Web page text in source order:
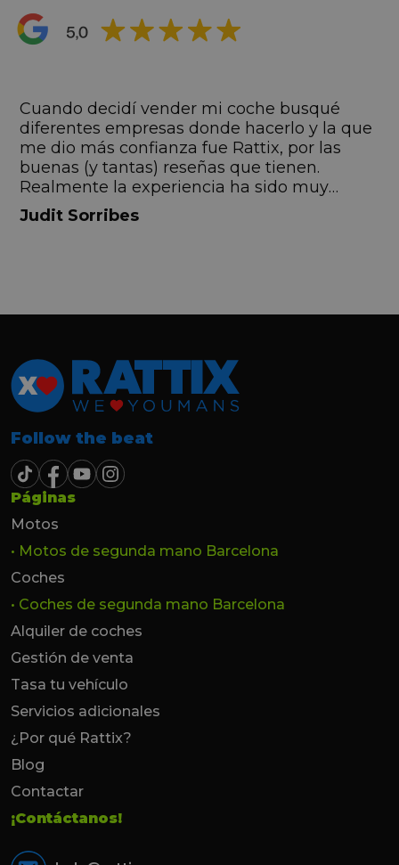
Cuando decidí vender mi coche busqué
diferentes empresas donde hacerlo y la que
me dio más confianza fue Rattix, por las
buenas (y tantas) reseñas que tienen.
Realmente la experiencia ha sido muy
buena, Carolina ha sido siempre muy atenta
y profesional. Finalmente mi hermana se
Judit Sorribes
Follow the beat
Páginas
Motos
• Motos de segunda mano Barcelona
Coches
• Coches de segunda mano Barcelona
Alquiler de coches
Gestión de venta
Tasa tu vehículo
Servicios adicionales
¿Por qué Rattix?
Blog
Contactar
¡Contáctanos!